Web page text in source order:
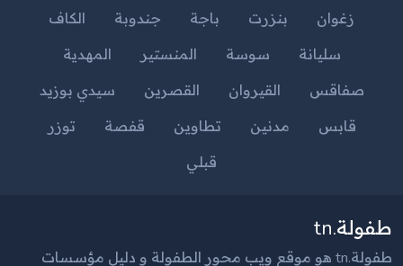
زغوان
بنزرت باجة جندوبة
الكاف
سليانة
سوسة المنستير
المهدية
صفاقس
القيروان القصرين
سيدي بوزيد
قابس
مدنين تطاوين قفصة
توزر
قبلي
طفولة.tn
طفولة.tn هو موقع ويب محور الطفولة و دليل مؤسسات